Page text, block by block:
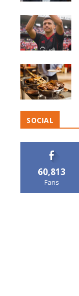
SOCIAL
60,813
Fans